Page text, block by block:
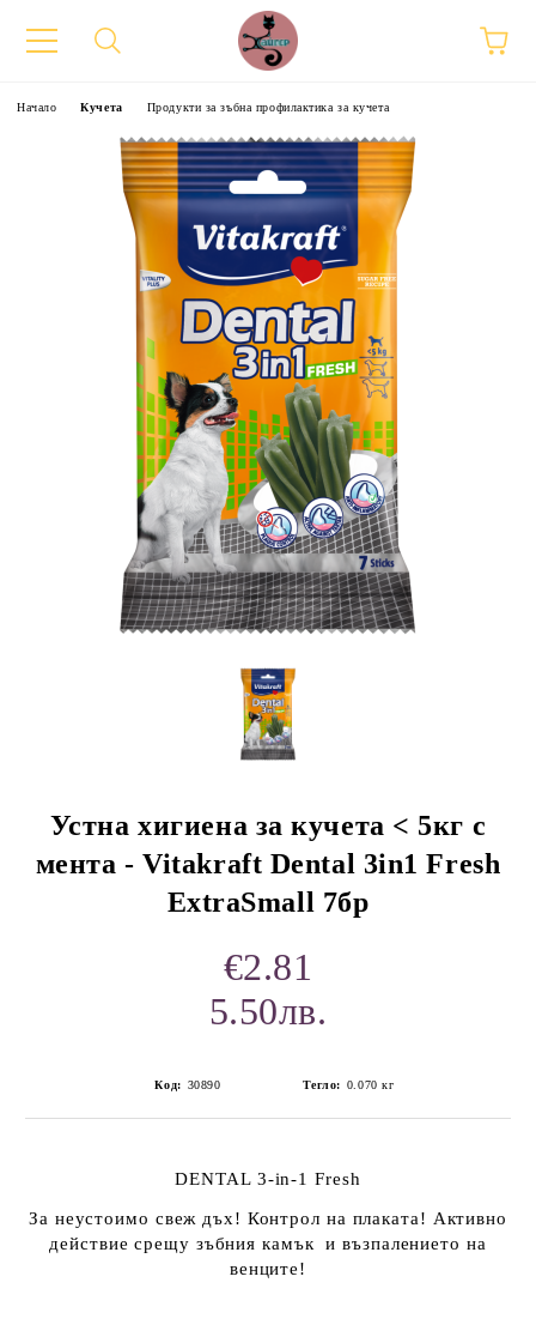
Начало Кучета Продукти за зъбна профилактика за кучета
Устна хигиена за кучета < 5кг с
мента - Vitakraft Dental 3in1 Fresh
ExtraSmall 7бр
€2.81
5.50лв.
Код: 30890 Тегло: 0.070 кг
DENTAL 3-in-1 Fresh
За неустоимо свеж дъх! Контрол на плаката! Активно
действие срещу зъбния камък и възпалението на
венците!